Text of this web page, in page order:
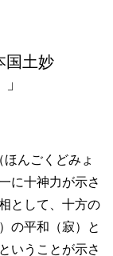
国土妙
んごくどみょ
に十神力が示さ
として、十方の
の平和（寂）と
いうことが示さ